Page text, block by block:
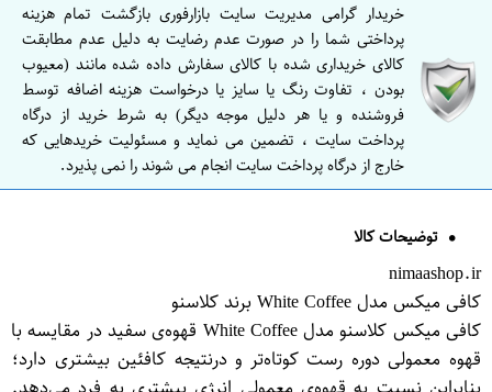
خریدار گرامی مدیریت سایت بازارفوری بازگشت تمام هزینه
پرداختی شما را در صورت عدم رضایت به دلیل عدم مطابقت
کالای خریداری شده با کالای سفارش داده شده مانند (معیوب
بودن ، تفاوت رنگ یا سایز یا درخواست هزینه اضافه توسط
فروشنده و یا هر دلیل موجه دیگر) به شرط خرید از درگاه
پرداخت سایت ، تضمین می نماید و مسئولیت خریدهایی که
خارج از درگاه پرداخت سایت انجام می شوند را نمی پذیرد.
توضیحات کالا
nimaashop.ir
کافی میکس مدل White Coffee برند کلاسنو
کافی میکس کلاسنو مدل White Coffee قهوه‌ی سفید در مقایسه با
قهوه معمولی دوره رست کوتاه‌تر و درنتیجه کافئین بیشتری دارد؛